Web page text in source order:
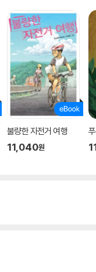
불량한 자전거 여행
11,040원